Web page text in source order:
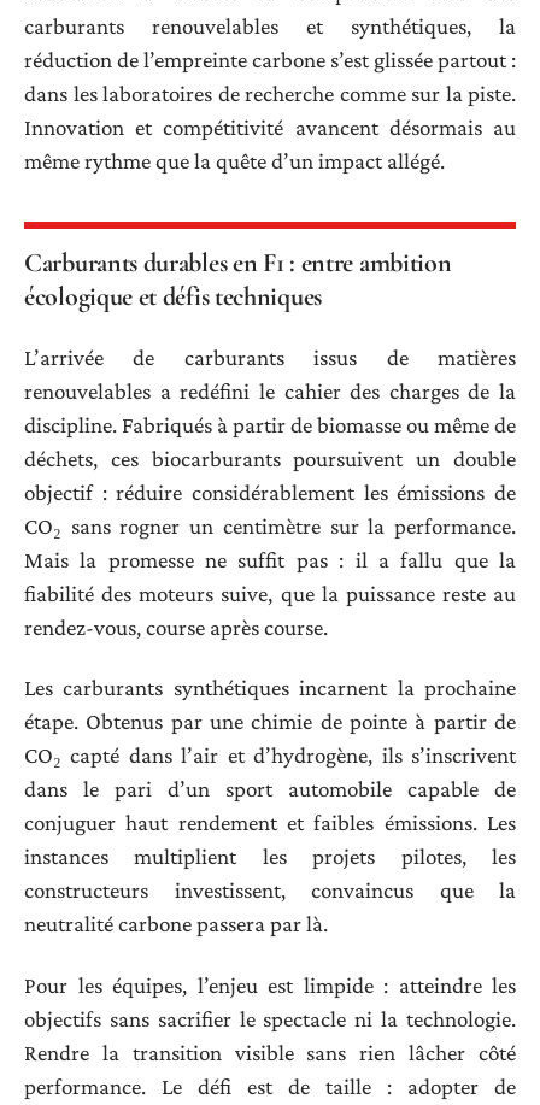
carburants renouvelables et synthétiques, la
réduction de l’empreinte carbone s’est glissée partout :
dans les laboratoires de recherche comme sur la piste.
Innovation et compétitivité avancent désormais au
même rythme que la quête d’un impact allégé.
Carburants durables en F1 : entre ambition
écologique et défis techniques
L’arrivée de carburants issus de matières
renouvelables a redéfini le cahier des charges de la
discipline. Fabriqués à partir de biomasse ou même de
déchets, ces biocarburants poursuivent un double
objectif : réduire considérablement les émissions de
CO₂ sans rogner un centimètre sur la performance.
Mais la promesse ne suffit pas : il a fallu que la
fiabilité des moteurs suive, que la puissance reste au
rendez-vous, course après course.
Les carburants synthétiques incarnent la prochaine
étape. Obtenus par une chimie de pointe à partir de
CO₂ capté dans l’air et d’hydrogène, ils s’inscrivent
dans le pari d’un sport automobile capable de
conjuguer haut rendement et faibles émissions. Les
instances multiplient les projets pilotes, les
constructeurs investissent, convaincus que la
neutralité carbone passera par là.
Pour les équipes, l’enjeu est limpide : atteindre les
objectifs sans sacrifier le spectacle ni la technologie.
Rendre la transition visible sans rien lâcher côté
performance. Le défi est de taille : adopter de